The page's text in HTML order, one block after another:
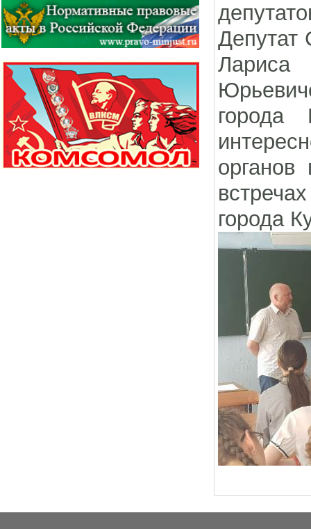
Депутат
города
города